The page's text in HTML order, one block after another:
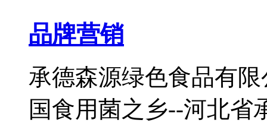
品牌营销
承德森源绿色食品有
国食用菌之乡--河北省